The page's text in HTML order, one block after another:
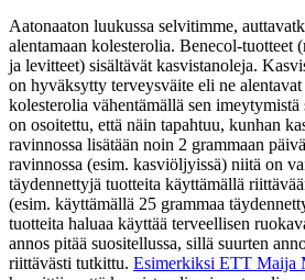
Aatonaaton luukussa selvitimme,
alentamaan kolesterolia. Benecol-tuotteet
ja levitteet) sisältävät kasvistanoleja.
on hyväksytty terveysväite eli ne
kolesterolia vähentämällä sen
on osoitettu, että näin tapahtuu, kunhan
ravinnossa lisätään noin 2 grammaan
ravinnossa (esim. kasviöljyissä) niitä on
täydennettyjä tuotteita käyttämällä
(esim. käyttämällä 25 grammaa
tuotteita haluaa käyttää terveellisen
annos pitää suositellussa, sillä suurten
riittävästi tutkittu. Esimerkiksi ETT Maija